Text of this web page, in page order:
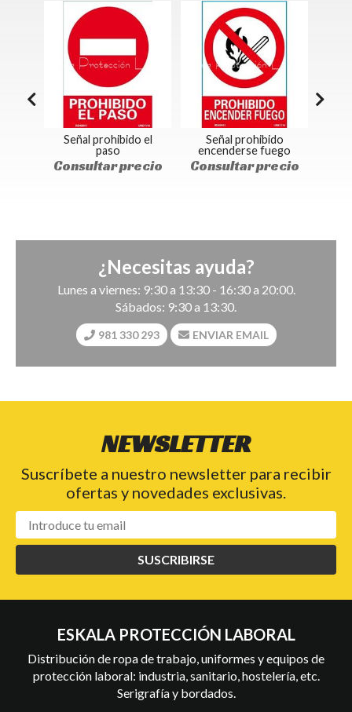
Señal prohibido el
paso
Consultar precio
Señal prohibido
encenderse fuego
Consultar precio
¿Necesitas ayuda?
Lunes a viernes: 9:30 a 13:30 - 16:30 a 20:00.
Sábados: 9:30 a 13:30.
981 330 293 ENVIAR EMAIL
NEWSLETTER
Suscríbete a nuestro newsletter para recibir
ofertas y novedades exclusivas.
SUSCRIBIRSE
ESKALA PROTECCIÓN LABORAL
Distribución de ropa de trabajo, uniformes y equipos de
protección laboral: industria, sanitario, hostelería, etc.
Serigrafía y bordados.